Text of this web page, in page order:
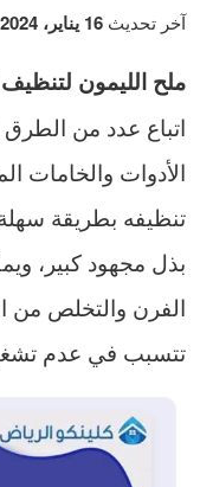
آخر تحديث 16 يناير، 2024
ملح الليمون
اتباع عدد من
الأدوات والخامات
تنظيفه بطريقة
بذل مجهود كبير،
الفرن والتخلص من
تتسبب في عدم